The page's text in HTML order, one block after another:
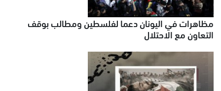
مظاهرات في اليونان دعما لفلسطين ومطالب بوقف
التعاون مع الاحتلال